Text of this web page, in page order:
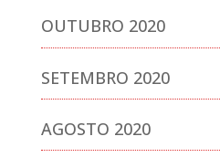
OUTUBRO 2020
SETEMBRO 2020
AGOSTO 2020